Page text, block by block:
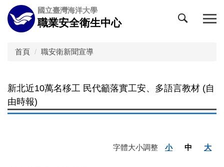
跳
到
主
國立臺灣海洋大學
職業安全衛生中心
首頁 職安衛新聞宣導
新北近10萬名移工 民代籲落實工安、多語言教材 (自
由時報)
字體大小調整 小 中 大